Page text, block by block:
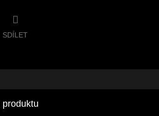
SDÍLET
produktu